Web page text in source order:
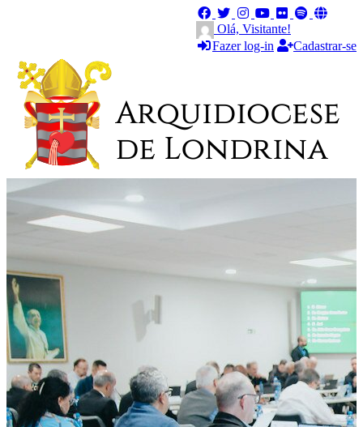
Olá, Visitante!
Fazer log-in
Cadastrar-se